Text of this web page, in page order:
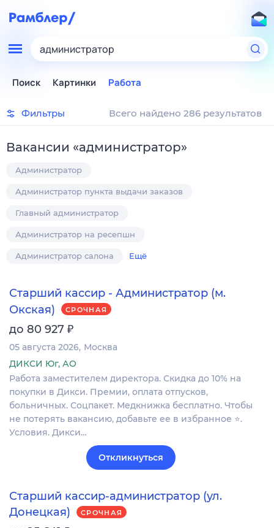
администратор
Поиск Картинки Работа
Фильтры Всего найдено 286 результатов
Вакансии «администратор»
Администратор
Администратор пункта выдачи заказов
Главный администратор
Администратор на ресепшн
Администратор салона Ещё
Старший кассир - Администратор (м.
Окская)
СРОЧНАЯ
до 80 927 ₽
05 августа 2026 Москва
ДИКСИ Юг, АО
Работа заместителем директора. Скидка до 10% на
покупки в Дикси. Премии, оплата отпусков,
больничных. Соцпакет. Медкнижка бесплатно. Чтобы
не потерять вакансию, добавьте ее в избранное ⭐.
Условия. Дикси…
Откликнуться
Старший кассир-администратор (ул.
Донецкая)
СРОЧНАЯ